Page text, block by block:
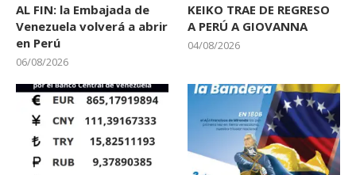
AL FIN: la Embajada de
Venezuela volverá a abrir
en Perú
06/08/2026
KEIKO TRAE DE REGRESO
A PERÚ A GIOVANNA
04/08/2026